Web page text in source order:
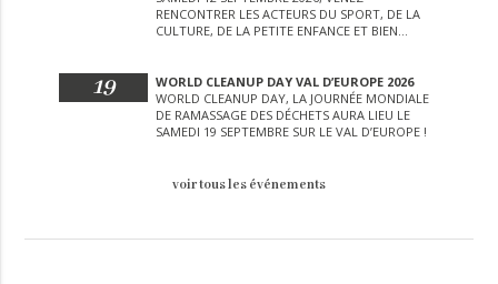
RENCONTRER LES ACTEURS DU SPORT, DE LA
CULTURE, DE LA PETITE ENFANCE ET BIEN
19
WORLD CLEANUP DAY VAL D’EUROPE 2026
WORLD CLEANUP DAY, LA JOURNÉE MONDIALE
DE RAMASSAGE DES DÉCHETS AURA LIEU LE
SAMEDI 19 SEPTEMBRE SUR LE VAL D’EUROPE !
voir tous les événements